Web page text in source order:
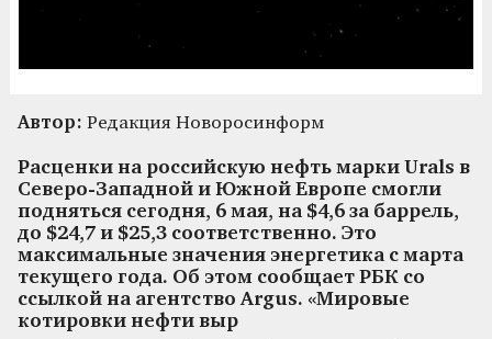
Автор: Редакция Новоросинформ
Расценки на российскую нефть марки Urals в
Северо-Западной и Южной Европе смогли
подняться сегодня, 6 мая, на $4,6 за баррель,
до $24,7 и $25,3 соответственно. Это
максимальные значения энергетика с марта
текущего года. Об этом сообщает РБК со
ссылкой на агентство Argus. «Мировые
котировки нефти выр